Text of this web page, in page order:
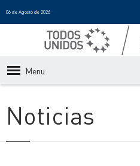
06 de Agosto de 2026
Menu
Noticias